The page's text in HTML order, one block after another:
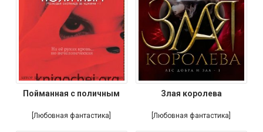
Пойманная с поличным
[Любовная фантастика]
Злая королева
[Любовная фантастика]